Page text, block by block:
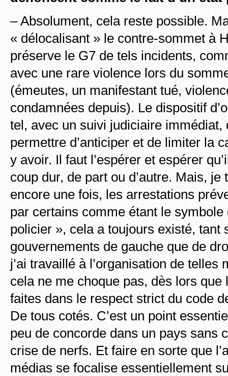
– Absolument, cela reste possible.
« délocalisant » le contre-sommet à
préserve le G7 de tels incidents,
avec une rare violence lors du
(émeutes, un manifestant tué,
condamnées depuis). Le dispositif
tel, avec un suivi judiciaire immédiat,
permettre d’anticiper et de limiter la
y avoir. Il faut l’espérer et espérer
coup dur, de part ou d’autre. Mais, je
encore une fois, les arrestations
par certains comme étant le symbole
policier », cela a toujours existé, tant
gouvernements de gauche que de
j’ai travaillé à l’organisation de telles
cela ne me choque pas, dès lors que
faites dans le respect strict du code
De tous cotés. C’est un point
peu de concorde dans un pays sans
crise de nerfs. Et faire en sorte que
médias se focalise essentiellement